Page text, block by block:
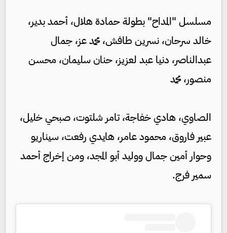
مسلسل "المداح" بطولة حمادة هلال، أحمد بدير،
خالد سرحان، نسرين طافش، محمد عز، جمال
عبدالناصر، دنيا عبد لعزيز، حنان سليمان، محسن
منصور، محمد
الصاوي، هادي خفاجة، تامر شلتوت، صبحي خليل،
عبير فاروق، محمود عامر، هايدي رفعت، سيناريو
وحوار أمين جمال ووليد أبو المجد، ومن إخراج أحمد
سمير فرج.